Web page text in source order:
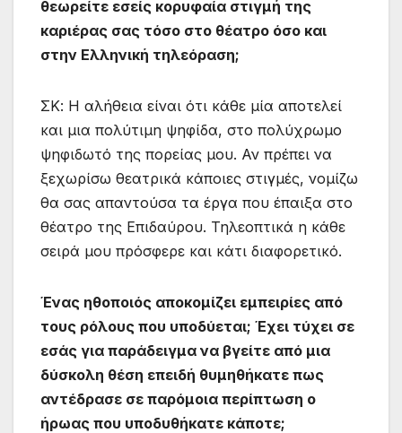
θεωρείτε εσείς κορυφαία στιγμή της
καριέρας σας τόσο στο θέατρο όσο και
στην Ελληνική τηλεόραση;
ΣΚ: Η αλήθεια είναι ότι κάθε μία αποτελεί
και μια πολύτιμη ψηφίδα, στο πολύχρωμο
ψηφιδωτό της πορείας μου. Αν πρέπει να
ξεχωρίσω θεατρικά κάποιες στιγμές, νομίζω
θα σας απαντούσα τα έργα που έπαιξα στο
θέατρο της Επιδαύρου. Τηλεοπτικά η κάθε
σειρά μου πρόσφερε και κάτι διαφορετικό.
Ένας ηθοποιός αποκομίζει εμπειρίες από
τους ρόλους που υποδύεται; Έχει τύχει σε
εσάς για παράδειγμα να βγείτε από μια
δύσκολη θέση επειδή θυμηθήκατε πως
αντέδρασε σε παρόμοια περίπτωση ο
ήρωας που υποδυθήκατε κάποτε;